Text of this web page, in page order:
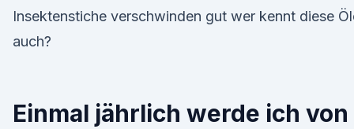
Insektenstiche verschwinden gut wer kennt diese
auch?
Einmal jährlich werde ich von